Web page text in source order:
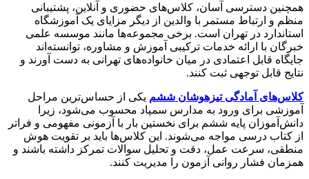
همچنین دسترسی آسان، کلاس‌های حضوری و آنلاین، پشتیبانی
منظم و ارتباط مستمر با والدین از دیگر مزایای یک آموزشگاه
استاندارد در تهران است. برخی مجموعه‌ها مانند موسسه علمی
خبرگان با ارائه خدمات ترکیبی آموزش و مشاوره، توانسته‌اند
جایگاه قابل اعتمادی در میان خانواده‌های تهرانی به دست آورند و
نتایج قابل توجهی ثبت کنند.
کلاس‌های آمادگی تیزهوشان ششم یکی از حساس‌ترین مراحل
آموزشی برای ورود به مدارس سمپاد محسوب می‌شود، زیرا
دانش‌آموزان پایه ششم برای نخستین بار با آزمونی مفهومی و فراتر
از کتاب درسی مواجه می‌شوند. این کلاس‌ها باید بر تقویت هوش
منطقی، سرعت عمل، دقت و تحلیل سوالات تمرکز داشته باشند و
همزمان فشار روانی آزمون را مدیریت کنند.